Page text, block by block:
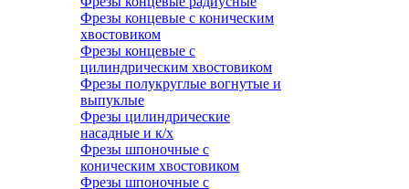
Фрезы концевые с коническим
хвостовиком
Фрезы концевые с
цилиндрическим хвостовиком
Фрезы полукруглые вогнутые и
выпуклые
Фрезы цилиндрические
насадные и к/х
Фрезы шпоночные с
коническим хвостовиком
Фрезы шпоночные с